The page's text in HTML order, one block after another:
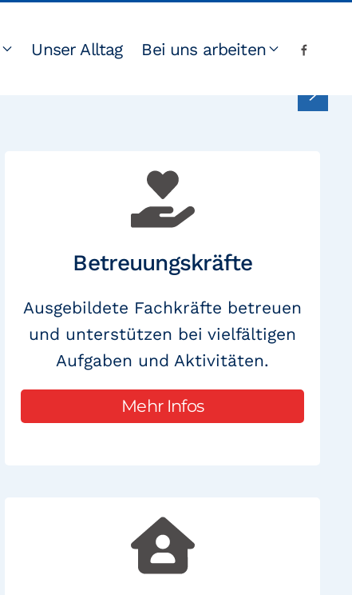
Unser Alltag
Bei uns arbeiten
Betreuungskräfte
Ausgebildete Fachkräfte betreuen
und unterstützen bei vielfältigen
Aufgaben und Aktivitäten.
Mehr Infos